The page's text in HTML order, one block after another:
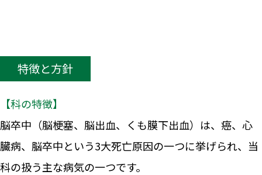
特徴と方針
【科の特徴】
脳卒中（脳梗塞、脳出血、くも膜下出血）は、癌、心
臓病、脳卒中という3大死亡原因の一つに挙げられ、当
科の扱う主な病気の一つです。